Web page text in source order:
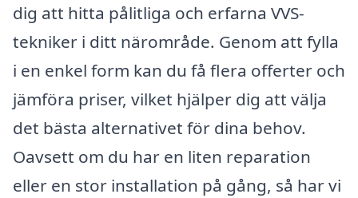
dig att hitta pålitliga och erfarna VVS-
tekniker i ditt närområde. Genom att fylla
i en enkel form kan du få flera offerter och
jämföra priser, vilket hjälper dig att välja
det bästa alternativet för dina behov.
Oavsett om du har en liten reparation
eller en stor installation på gång, så har vi